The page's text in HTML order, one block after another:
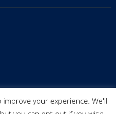
your experience. We'll